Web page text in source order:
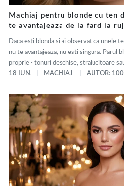
Machiaj pentru blonde cu ten
te avantajeaza de la fard la ruj
Daca esti blonda si ai observat ca unele
nu te avantajeaza, nu esti singura. Parul
proprie - tonuri deschise, stralucitoare
18 IUN.
MACHIAJ AUTOR: